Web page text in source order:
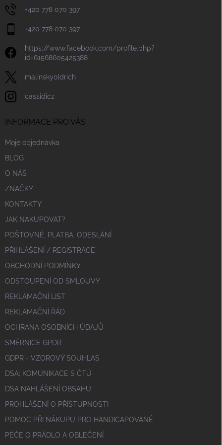
+420 778 070 397
+420 778 070 397
https://www.facebook.com/profile.php?
id=61568605425388
malinskyoldrich
cassidicz
INFORMACE PRO VÁS
Moje objednávka
BLOG
O NÁS
ZNAČKY
KONTAKTY
JAK NAKUPOVAT?
POŠTOVNÉ, PLATBA, ODESLÁNÍ
PŘIHLÁŠENÍ / REGISTRACE
OBCHODNÍ PODMÍNKY
ODSTOUPENÍ OD SMLOUVY
REKLAMAČNÍ LIST
REKLAMAČNÍ ŘÁD
OCHRANA OSOBNÍCH ÚDAJŮ
SMĚRNICE GPDR
GDPR - VZOROVÝ SOUHLAS
DSA; KOMUNIKACE S ČTÚ
DSA NAHLÁŠENÍ OBSAHU
PROHLÁŠENÍ O PŘÍSTUPNOSTI
POMOC PŘI NÁKUPU PRO HANDICAPOVANÉ
PÉČE O PRÁDLO A OBLEČENÍ